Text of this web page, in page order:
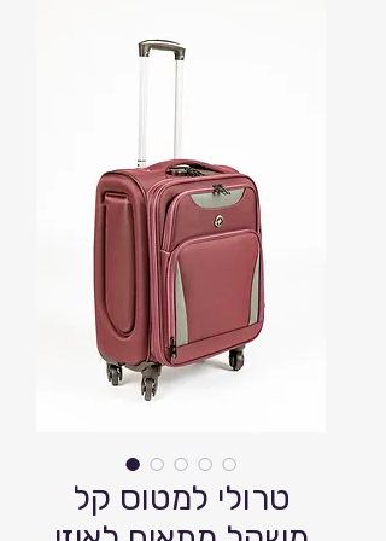
טרולי למטוס קל